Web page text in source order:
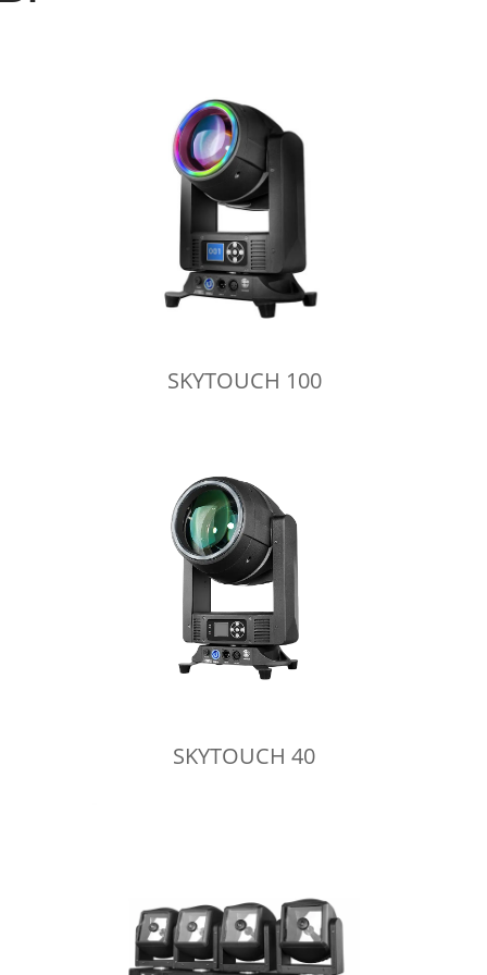
SKYTOUCH 100
SKYTOUCH 40